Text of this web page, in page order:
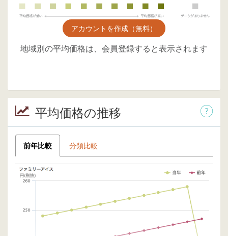
アカウントを作成（無料）
地域別の平均価格は、会員登録すると表示されます
平均価格の推移
前年比較 分類比較